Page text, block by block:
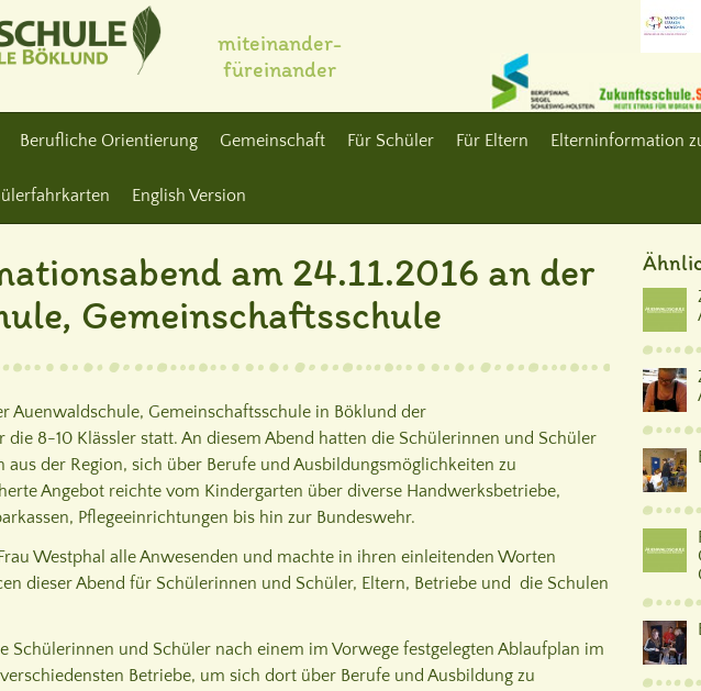
miteinander-
füreinander
Berufliche Orientierung Gemeinschaft Für Schüler Für Eltern Elterninformation
English Version
am 24.11.2016 an der
Gemeinschaftsschule
Auenwaldschule, Gemeinschaftsschule in Böklund der
8-10 Klässler statt. An diesem Abend hatten die Schülerinnen und Schüler
der Region, sich über Berufe und Ausbildungsmöglichkeiten zu
Angebot reichte vom Kindergarten über diverse Handwerksbetriebe,
Pflegeeinrichtungen bis hin zur Bundeswehr.
Westphal alle Anwesenden und machte in ihren einleitenden Worten
dieser Abend für Schülerinnen und Schüler, Eltern, Betriebe und die Schulen
Schülerinnen und Schüler nach einem im Vorwege festgelegten Ablaufplan im
Betriebe, um sich dort über Berufe und Ausbildung zu